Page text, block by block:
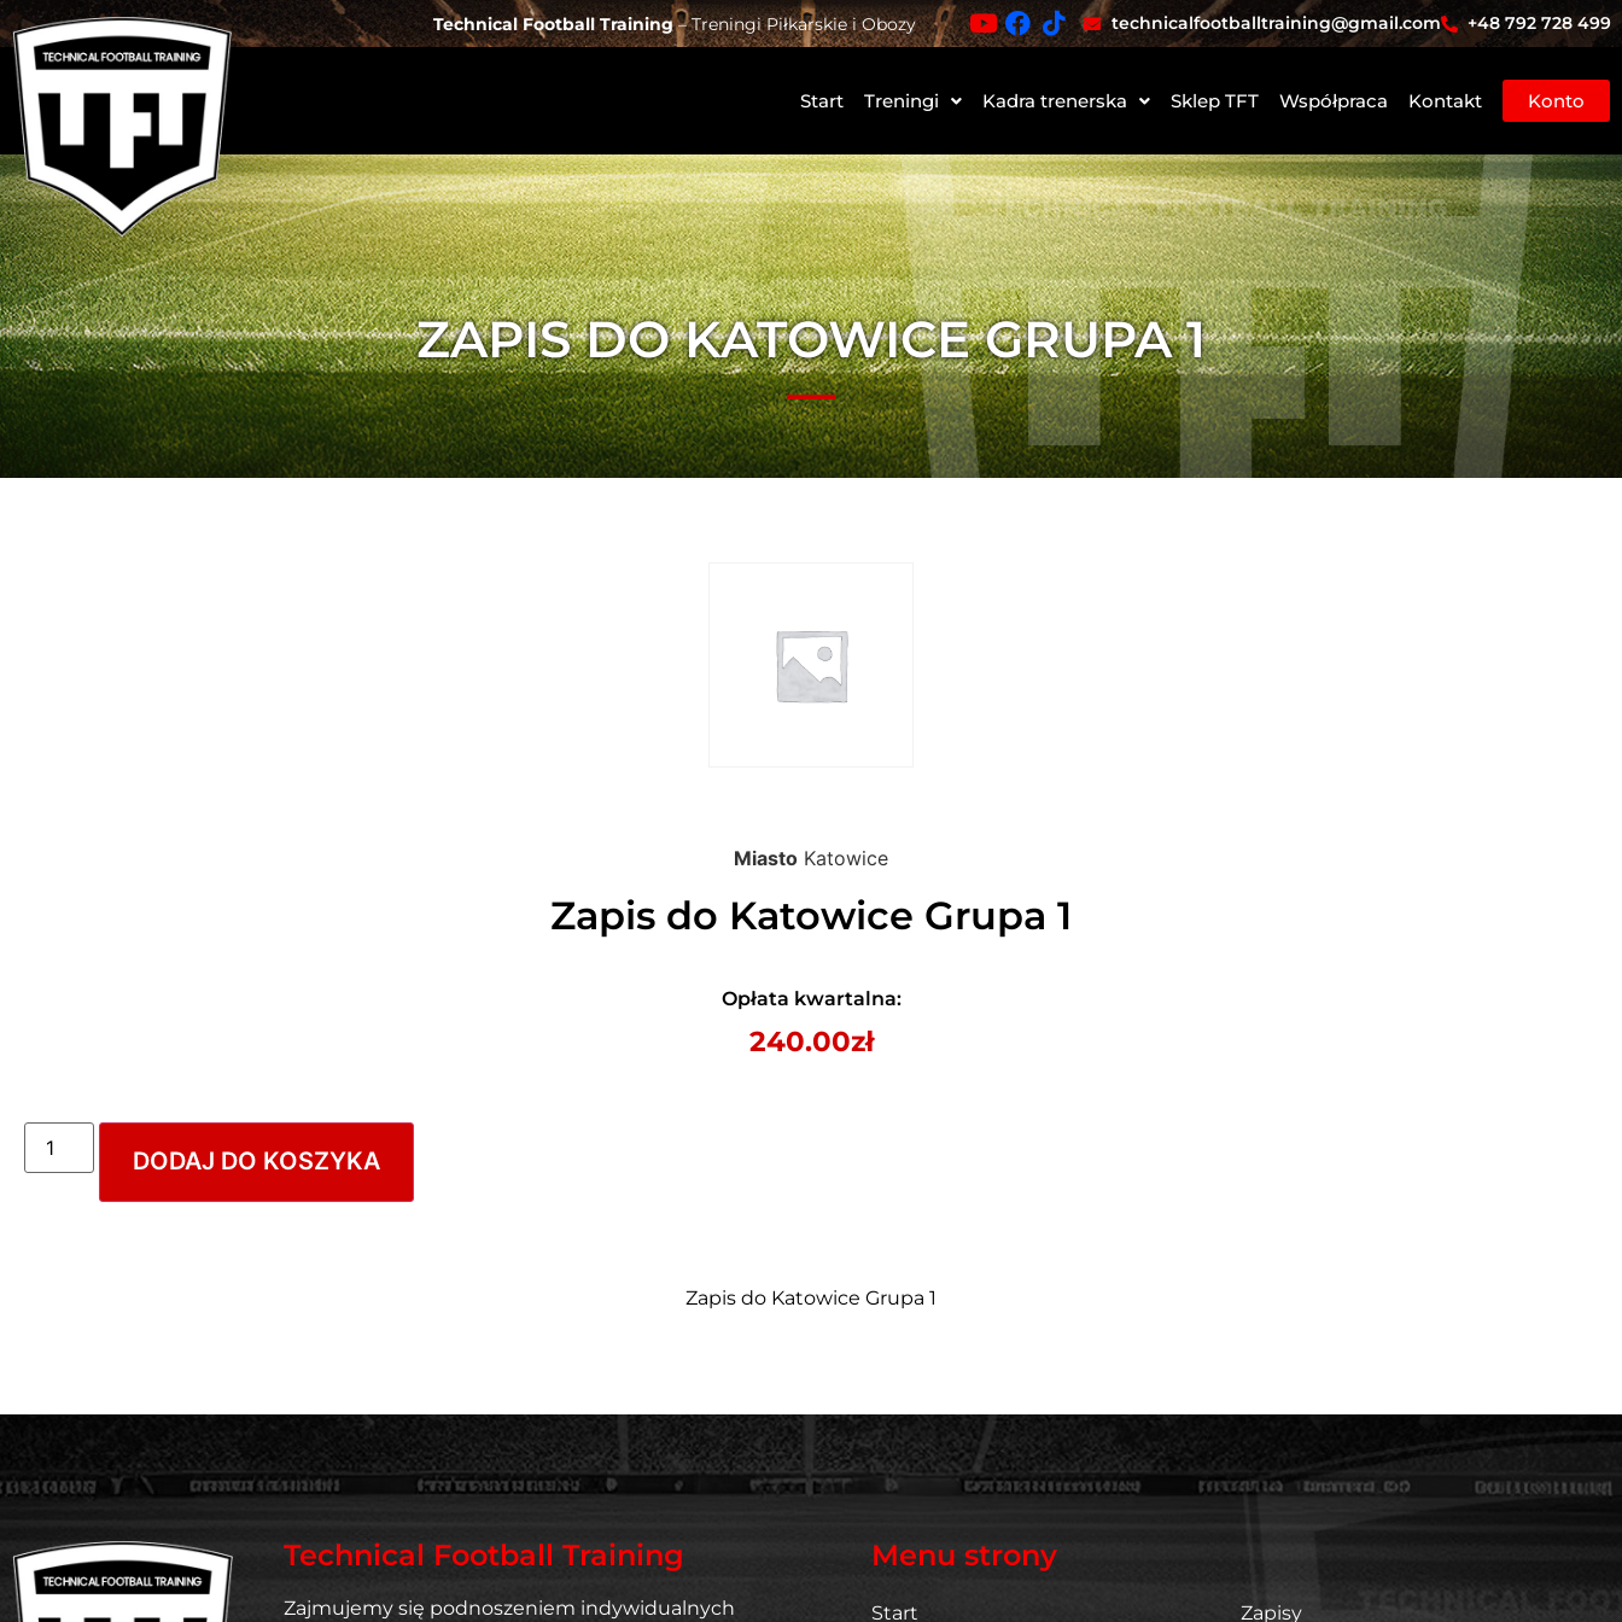
Technical Football Training– Treningi Piłkarskie i Obozy technicalfootballtraining@gmail.com +48 792 728 499
Start Treningi Kadra trenerska Sklep TFT Współpraca Kontakt Konto
ZAPIS DO KATOWICE GRUPA 1
Miasto Katowice
Zapis do Katowice Grupa 1
Opłata kwartalna:
240.00zł
DODAJ DO KOSZYKA
Zapis do Katowice Grupa 1
Technical Football Training
Zajmujemy się podnoszeniem indywidualnych
Menu strony
Start Zapisy